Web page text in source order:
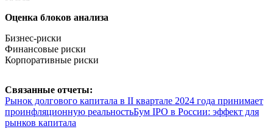
Оценка блоков анализа
Бизнес-риски
Финансовые риски
Корпоративные риски
Связанные отчеты:
Рынок долгового капитала в II квартале 2024 года принимает
проинфляционную реальностьБум IPO в России: эффект для
рынков капитала